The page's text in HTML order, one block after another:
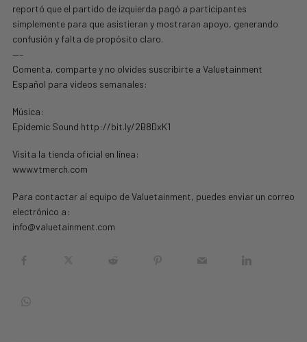
reportó que el partido de izquierda pagó a participantes
simplemente para que asistieran y mostraran apoyo, generando
confusión y falta de propósito claro.
—–
Comenta, comparte y no olvides suscribirte a Valuetainment
Español para videos semanales:
Música:
Epidemic Sound http://bit.ly/2B8DxK1
Visita la tienda oficial en línea:
www.vtmerch.com
Para contactar al equipo de Valuetainment, puedes enviar un correo
electrónico a:
info@valuetainment.com